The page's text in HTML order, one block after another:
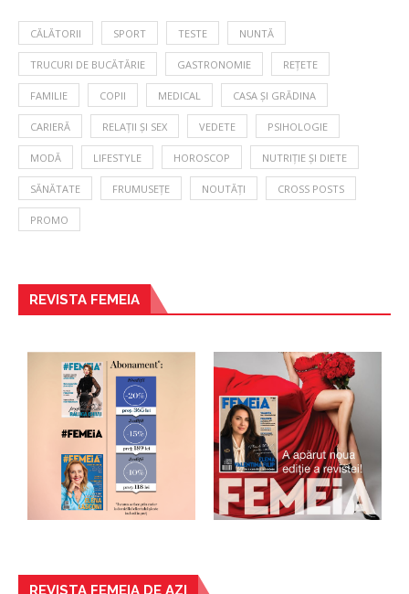
CĂLĂTORII SPORT TESTE NUNTĂ
TRUCURI DE BUCĂTĂRIE GASTRONOMIE REȚETE
FAMILIE COPII MEDICAL CASA ȘI GRĂDINA
CARIERĂ RELAȚII ȘI SEX VEDETE PSIHOLOGIE
MODĂ LIFESTYLE HOROSCOP NUTRIȚIE ȘI DIETE
SĂNĂTATE FRUMUSEȚE NOUTĂȚI CROSS POSTS
PROMO
REVISTA FEMEIA
REVISTA FEMEIA DE AZI